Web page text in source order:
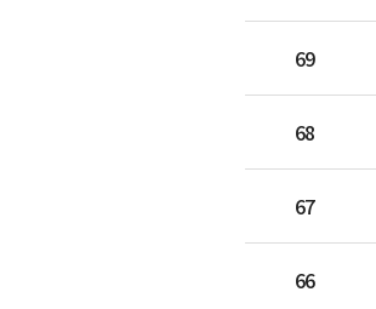
69
68
67
66